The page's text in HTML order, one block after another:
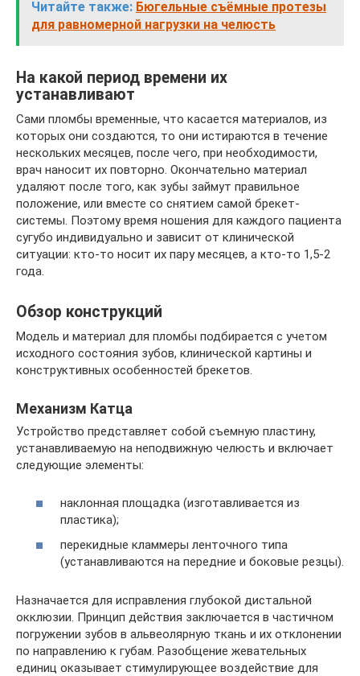
Читайте также: Бюгельные съёмные протезы
для равномерной нагрузки на челюсть
На какой период времени их
устанавливают
Сами пломбы временные, что касается материалов, из
которых они создаются, то они истираются в течение
нескольких месяцев, после чего, при необходимости,
врач наносит их повторно. Окончательно материал
удаляют после того, как зубы займут правильное
положение, или вместе со снятием самой брекет-
системы. Поэтому время ношения для каждого пациента
сугубо индивидуально и зависит от клинической
ситуации: кто-то носит их пару месяцев, а кто-то 1,5-2
года.
Обзор конструкций
Модель и материал для пломбы подбирается с учетом
исходного состояния зубов, клинической картины и
конструктивных особенностей брекетов.
Механизм Катца
Устройство представляет собой съемную пластину,
устанавливаемую на неподвижную челюсть и включает
следующие элементы:
наклонная площадка (изготавливается из
пластика);
перекидные кламмеры ленточного типа
(устанавливаются на передние и боковые резцы).
Назначается для исправления глубокой дистальной
окклюзии. Принцип действия заключается в частичном
погружении зубов в альвеолярную ткань и их отклонении
по направлению к губам. Разобщение жевательных
единиц оказывает стимулирующее воздействие для